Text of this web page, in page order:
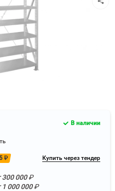
₽ Купить через тендер
300 000₽
1 000 000₽
В наличии